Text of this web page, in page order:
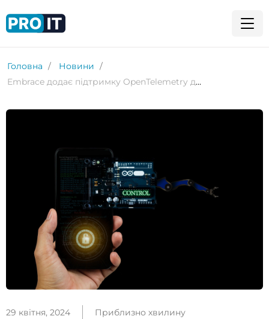
Головна
Новини
Embrace додає підтримку OpenTelemetry до SDK на iOS та Android
29 квітня, 2024 Приблизно хвилину